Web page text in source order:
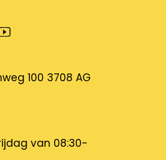
100 3708 AG
van 08:30-